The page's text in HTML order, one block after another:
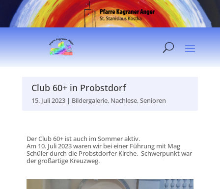
Club 60+ in Probstdorf
15. Juli 2023 | Bildergalerie, Nachlese,Senioren
Der Club 60+ ist auch im Sommer aktiv.
Am 10. Juli 2023 waren wir bei einer Führung mit Mag
Schüler durch die Probstdorfer Kirche. Schwerpunkt war
der großartige Kreuzweg.